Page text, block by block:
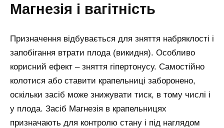
Магнезія і вагітність
Призначення відбувається для зняття набряклості і
запобігання втрати плода (викидня). Особливо
корисний ефект – зняття гіпертонусу. Самостійно
колотися або ставити крапельниці заборонено,
оскільки засіб може знижувати тиск, в тому числі і
у плода. Засіб Магнезія в крапельницях
призначають для контролю стану і під наглядом